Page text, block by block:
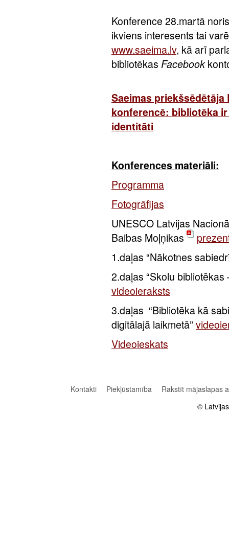
Konference 28.martā
ikviens interesents tai
www.saeima.lv, kā arī
bibliotēkas Facebook
Saeimas
konferencē: bibliotēka
identitāti
Konferences materiāli:
Programma
Fotogrāfijas
UNESCO Latvijas
Baibas Moļņikas
1.daļas “Nākotnes
2.daļas “Skolu
videoieraksts
3.daļas “Bibliotēka kā
digitālajā laikmetā”
Videoieskats
Kontakti Piekļūstamība
Rakstīt mājaslapas
©